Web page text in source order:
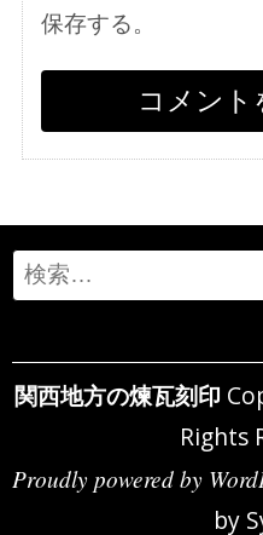
保存する。
Search
for:
関西地方の煉瓦刻印
Rights
Proudly powered by
by